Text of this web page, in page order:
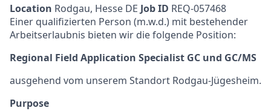
Location Rodgau, Hesse DE Job ID REQ-057468
Einer qualifizierten Person (m.w.d.) mit bestehender
Arbeitserlaubnis bieten wir die folgende Position:
Regional Field Application Specialist GC und GC/MS
ausgehend vom unserem Standort Rodgau-Jügesheim.
Purpose